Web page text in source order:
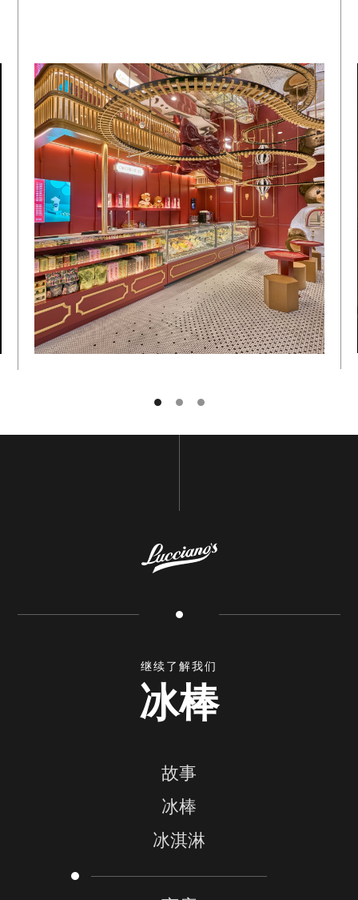
姓名
电子邮箱
訂閱
GO BACK TO
HOME
故事
冰棒
冰淇淋
继续了解我们
冰棒